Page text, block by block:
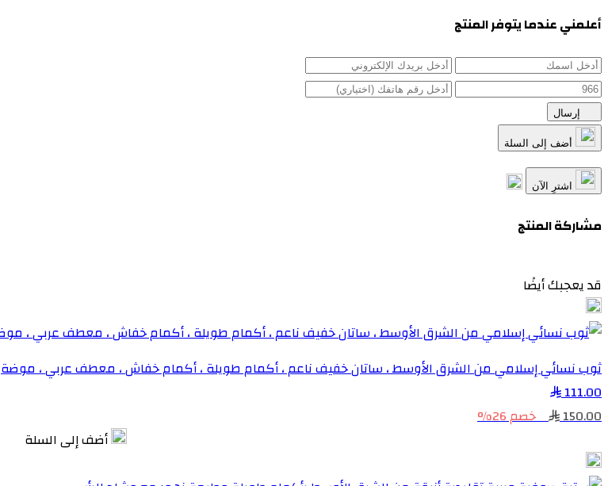
أعلمني عندما يتوفر المنتج
اشترِ الآن
مشاركة المنتج
قد يعجبك أيضًا
ثوب نسائي إسلامي من الشرق الأوسط ، ساتان خفيف ناعم ، أكمام طويلة ، أكمام خفاش ، معطف عربي ، موضة
111.00
150.00
خصم 26%
أضف إلى السلة